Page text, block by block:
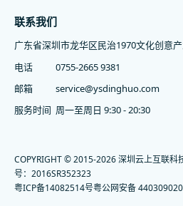
联系我们
广东省深圳市龙华区民治1970文化创意
电话
0755-2665 9381
邮箱
service@ysdinghuo.com
服务时间 周一至周日 9:30 - 20:30
COPYRIGHT © 2015-2026 深圳云上互联
号：2016SR352323
粤ICP备14082514号粤公网安备